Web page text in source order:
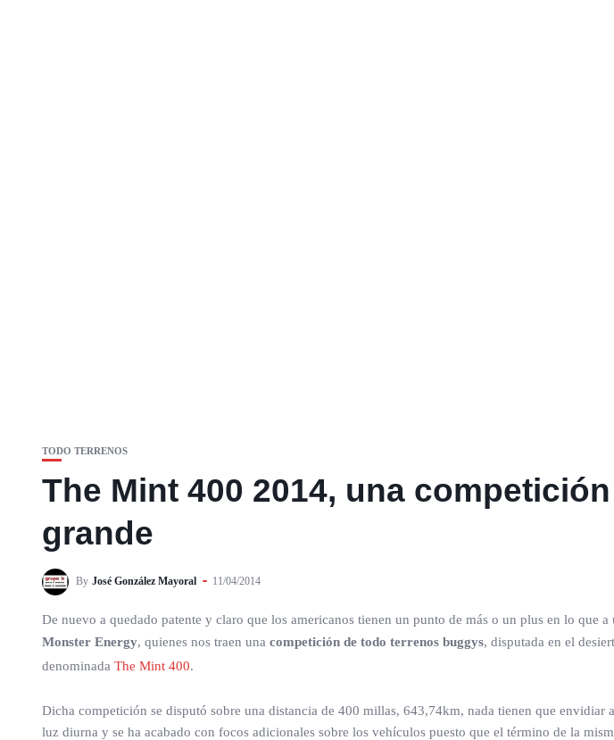
TODO TERRENOS
The Mint 400 2014, una
grande
By José González Mayoral 11/04/2014
De nuevo a quedado patente y claro que los americanos tienen un punto de más o un plus en lo
Monster Energy, quienes nos traen una competición de todo terrenos buggys, disputada en el
denominada The Mint 400.
Dicha competición se disputó sobre una distancia de 400 millas, 643,74km, nada tienen que envidiar
luz diurna y se ha acabado con focos adicionales sobre los vehículos puesto que el término de la